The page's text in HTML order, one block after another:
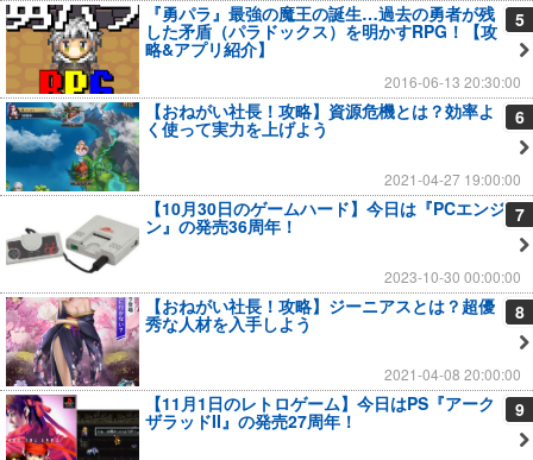
5
『勇パラ』最強の魔王の誕生…過去の勇者が残
した矛盾（パラドックス）を明かすRPG！【攻
略&アプリ紹介】
2016-06-13 20:30:00
6
【おねがい社長！攻略】資源危機とは？効率よ
く使って実力を上げよう
2021-04-27 19:00:00
7
【10月30日のゲームハード】今日は『PCエンジ
ン』の発売36周年！
2023-10-30 00:00:00
8
【おねがい社長！攻略】ジーニアスとは？超優
秀な人材を入手しよう
2021-04-08 20:00:00
9
【11月1日のレトロゲーム】今日はPS『アーク
ザラッドII』の発売27周年！